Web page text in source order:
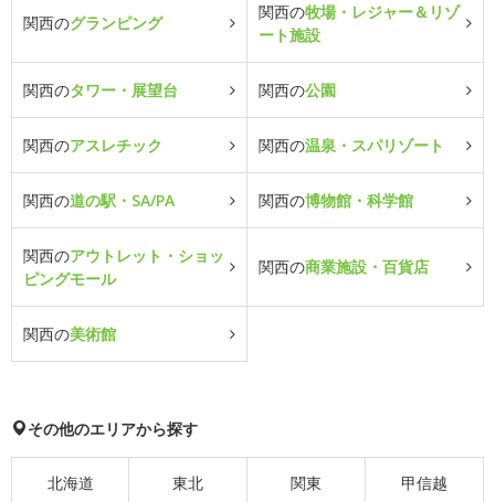
関西のグランピング
関西の牧場・レジャー＆リゾ
ート施設
関西のタワー・展望台 関西の公園
関西のアスレチック 関西の温泉・スパリゾート
関西の道の駅・SA/PA 関西の博物館・科学館
関西のアウトレット・ショッ
ピングモール
関西の商業施設・百貨店
関西の美術館
その他のエリアから探す
北海道 東北 関東 甲信越